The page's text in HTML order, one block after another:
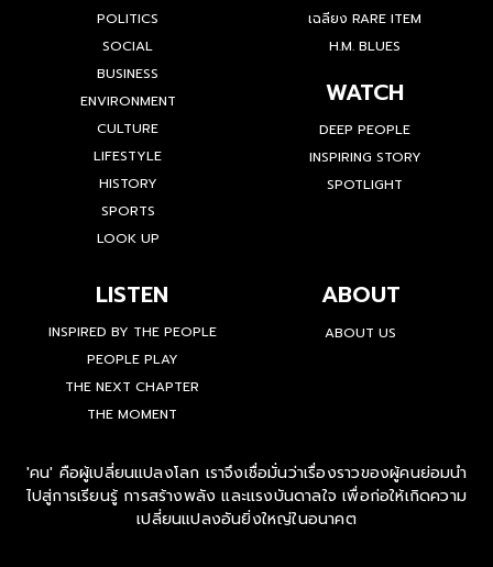
POLITICS
SOCIAL
BUSINESS
ENVIRONMENT
CULTURE
LIFESTYLE
HISTORY
SPORTS
LOOK UP
เฉลียง RARE ITEM
H.M. BLUES
WATCH
DEEP PEOPLE
INSPIRING STORY
SPOTLIGHT
LISTEN
INSPIRED BY THE PEOPLE
PEOPLE PLAY
THE NEXT CHAPTER
THE MOMENT
ABOUT
ABOUT US
'คน' คือผู้เปลี่ยนแปลงโลก เราจึงเชื่อมั่นว่าเรื่องราวของผู้คนย่อมนำ
ไปสู่การเรียนรู้ การสร้างพลัง และแรงบันดาลใจ เพื่อก่อให้เกิดความ
เปลี่ยนแปลงอันยิ่งใหญ่ในอนาคต